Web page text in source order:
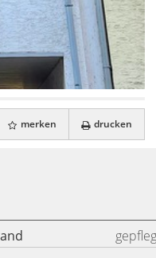
merken drucken